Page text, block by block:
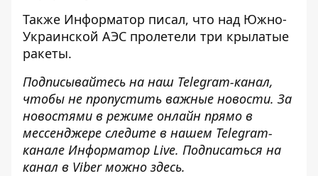
Также Информатор писал, что над Южно-
Украинской АЭС пролетели три крылатые
ракеты.
Подписывайтесь на наш Telegram-канал,
чтобы не пропустить важные новости. За
новостями в режиме онлайн прямо в
мессенджере следите в нашем Telegram-
канале Информатор Live. Подписаться на
канал в Viber можно здесь.